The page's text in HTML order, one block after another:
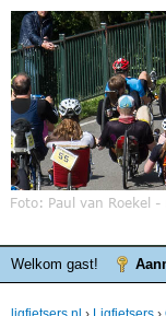
Welkom gast!